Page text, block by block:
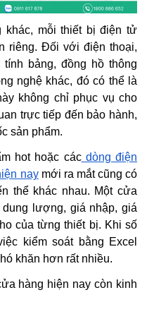
khác, mỗi thiết bị điện tử
riêng. Đối với điện thoại,
bảng, đồng hồ thông
nghệ khác, đó có thể là
không chỉ phục vụ cho
trực tiếp đến bảo hành,
sản phẩm.
hot hoặc các dòng điện
naymới ra mắt cũng có
thể khác nhau. Một cửa
lượng, giá nhập, giá
của từng thiết bị. Khi số
kiểm soát bằng Excel
khăn hơn rất nhiều.
hàng hiện nay còn kinh